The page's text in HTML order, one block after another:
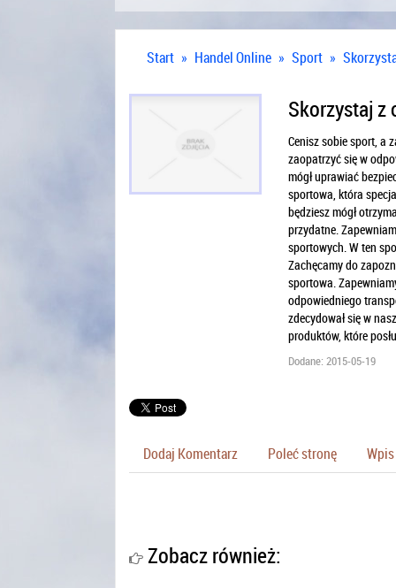
Start » Handel Online » Sport »
Skorzystaj
Cenisz sobie sport, a
zaopatrzyć się w
mógł uprawiać
sportowa, która
będziesz mógł
przydatne.
sportowych. W ten
Zachęcamy do
sportowa.
odpowiedniego
zdecydował się w
produktów, które
Dodane: 2015-05-19
Dodaj Komentarz Poleć stronę
Zobacz również: